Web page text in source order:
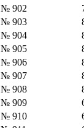
№ 902
№ 903
№ 904
№ 905
№ 906
№ 907
№ 908
№ 909
№ 910